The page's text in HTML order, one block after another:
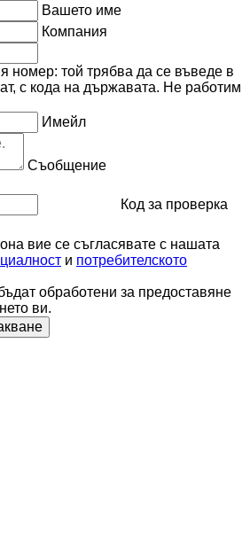
Вашето име
Компания
номер: той трябва да се въведе в
с кода на държавата. Не работим
Имейл
Съобщение
Код за проверка
вие се съгласявате с нашата
и потребителското
обработени за предоставяне
ви.